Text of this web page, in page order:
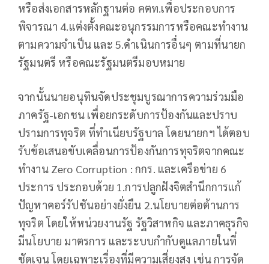
หรือส่งเอกสารหลักฐานต่อ คตท.เพื่อประกอบการ
พิจารณา 4.แต่งตั้งคณะอนุกรรมการหรือคณะทำงาน
ตามความจำเป็น และ 5.ดำเนินการอื่นๆ ตามที่นายก
รัฐมนตรี หรือคณะรัฐมนตรีมอบหมาย
จากนั้นนายอนุทินจัดประชุมบูรณาการความร่วมมือ
ภาครัฐ-เอกชน เพื่อยกระดับการป้องกันและปราบ
ปรามการทุจริต ที่ทำเนียบรัฐบาล โดยนายกฯ ได้ตอบ
รับข้อเสนอขับเคลื่อนการป้องกันการทุจริตจากคณะ
ทำงาน Zero Corruption : กกร. และเครือข่าย 6
ประการ ประกอบด้วย 1.การปลูกฝังจิตสำนึกการแก้
ปัญหาคอร์รัปชันอย่างยั่งยืน 2.นโยบายต่อต้านการ
ทุจริต โดยให้หน่วยงานรัฐ รัฐวิสาหกิจ และภาคธุรกิจ
มีนโยบาย มาตรการ และระบบกำกับดูแลภายในที่
ชัดเจน โดยเฉพาะเรื่องที่มีความเสี่ยงสูง เช่น การจัด